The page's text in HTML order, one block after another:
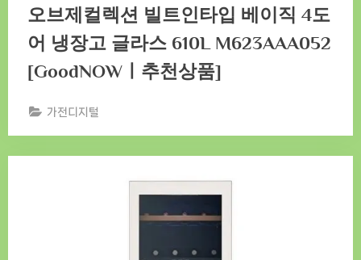
오브제컬렉션 빌트인타입 베이직 4도
어 냉장고 글라스 610L M623AAA052
[GoodNOWㅣ추천상품]
가전디지털